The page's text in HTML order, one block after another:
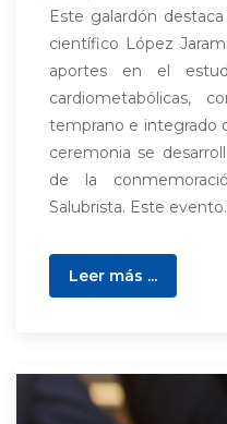
Este galardón
científico López
aportes en el
cardiometabólicas,
temprano e integrado
ceremonia se
de la
Salubrista. Este
Leer más ...